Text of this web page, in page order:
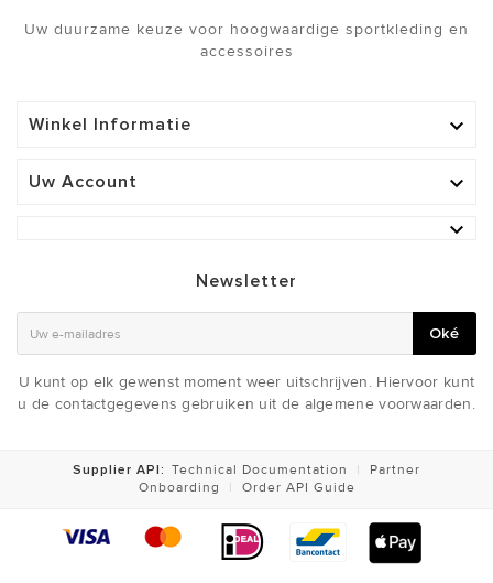
Uw duurzame keuze voor hoogwaardige sportkleding en
accessoires
Winkel Informatie 
Uw Account


Newsletter
Oké
U kunt op elk gewenst moment weer uitschrijven. Hiervoor kunt
u de contactgegevens gebruiken uit de algemene voorwaarden.
Supplier API: Technical Documentation |
Partner
Onboarding
| Order API Guide